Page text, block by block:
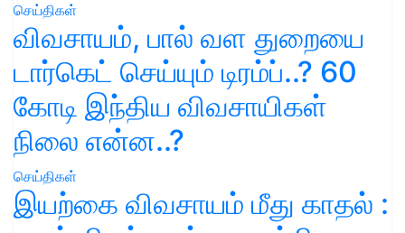
செய்திகள்
விவசாயம், பால் வள துறையை
டார்கெட் செய்யும் டிரம்ப்..? 60
கோடி இந்திய விவசாயிகள்
நிலை என்ன..?
செய்திகள்
இயற்கை விவசாயம் மீது காதல் :